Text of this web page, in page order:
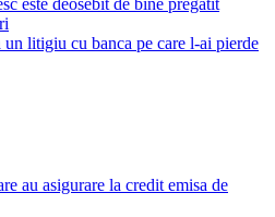
este deosebit de bine pregatit
litigiu cu banca pe care l-ai pierde
au asigurare la credit emisa de